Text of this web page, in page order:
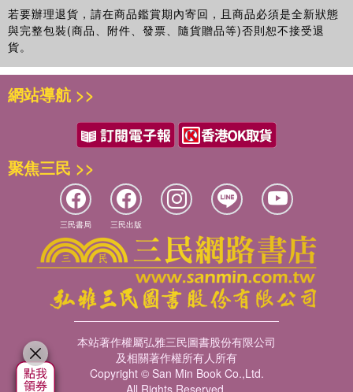
第二編 行政組織法
第五章 行政組織之態樣與行政機關之管轄
第一節 行政主體
第三節 行政機關
第六章 地方制度概述
第一節 地方自治團體之層級
第二節 地方自治立法權
第三節 地方自治團體之組織
第四節 地方自治團體之監督與救濟
第七章 公務員法與公物法
第一節 公務員之定義及類型
第二節 公務員之資格
第四節 公務員之義務
第五節 公務員之責任
第六節 公物之定義與種類
若要辦理退貨，請在商品鑑賞期內寄回，且商品必須是全新狀態
與完整包裝(商品、附件、發票、隨貨贈品等)否則恕不接受退
貨。
網站導航 >>
聚焦三民 >>
三民書局 三民出版
本站著作權屬弘雅三民圖書股份有限公司
及相關著作權所有人所有
Copyright © San Min Book Co.,Ltd.
All Rights Reserved.